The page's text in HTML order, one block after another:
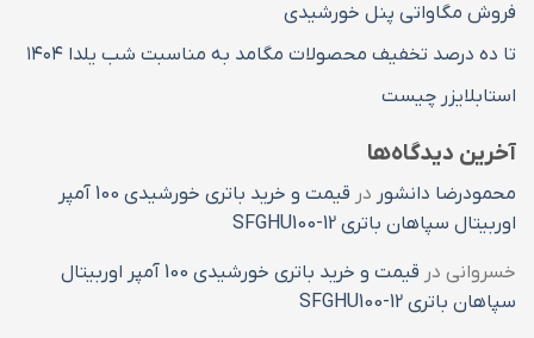
فروش مگاواتی پنل خورشیدی
تا ده درصد تخفیف محصولات مگامد به مناسبت شب یلدا ۱۴۰۴
استابلایزر چیست
آخرین دیدگاه‌ها
محمودرضا دانشور در
قیمت و خرید باتری خورشیدی 100 آمپر
اوربیتال سپاهان باتری SFGHU100-12
خسروانی در
قیمت و خرید باتری خورشیدی 100 آمپر اوربیتال
سپاهان باتری SFGHU100-12